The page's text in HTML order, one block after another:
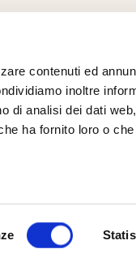
contenuti ed
inoltre
di analisi dei dati
ha fornito loro o
STRADA
GRAVEL
URBAN
PROPOSTE
ESPERIENZE
BENESSERE